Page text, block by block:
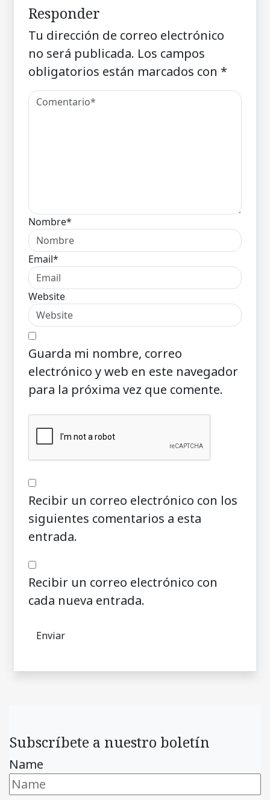
Responder
Tu dirección de correo electrónico
no será publicada. Los campos
obligatorios están marcados con *
Nombre*
Email*
Website
Guarda mi nombre, correo
electrónico y web en este navegador
para la próxima vez que comente.
Recibir un correo electrónico con los
siguientes comentarios a esta
entrada.
Recibir un correo electrónico con
cada nueva entrada.
Subscríbete a nuestro boletín
Name